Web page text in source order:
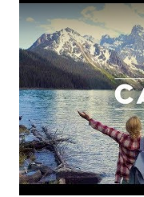
Play